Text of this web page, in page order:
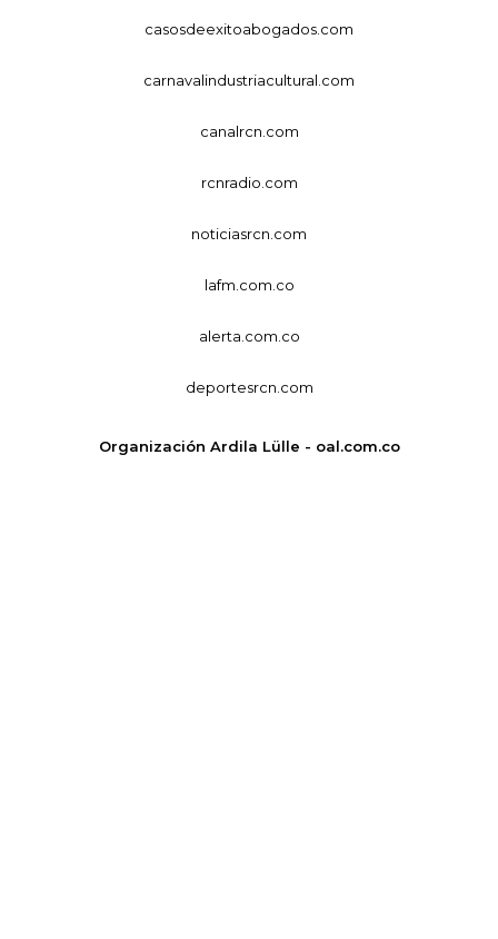
casosdeexitoabogados.com
carnavalindustriacultural.com
canalrcn.com
rcnradio.com
noticiasrcn.com
lafm.com.co
alerta.com.co
deportesrcn.com
Organización Ardila Lülle - oal.com.co